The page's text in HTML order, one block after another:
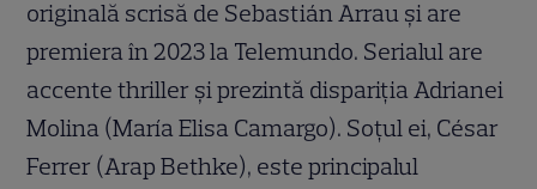
originală scrisă de Sebastián Arrau și are
premiera în 2023 la Telemundo. Serialul are
accente thriller și prezintă dispariția Adrianei
Molina (María Elisa Camargo). Soțul ei, César
Ferrer (Arap Bethke), este principalul